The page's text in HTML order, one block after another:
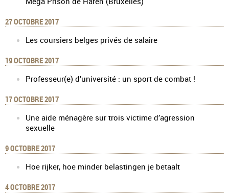
27 OCTOBRE 2017
Les coursiers belges privés de salaire
19 OCTOBRE 2017
Professeur(e) d’université : un sport de combat !
17 OCTOBRE 2017
Une aide ménagère sur trois victime d’agression
sexuelle
9 OCTOBRE 2017
Hoe rijker, hoe minder belastingen je betaalt
4 OCTOBRE 2017